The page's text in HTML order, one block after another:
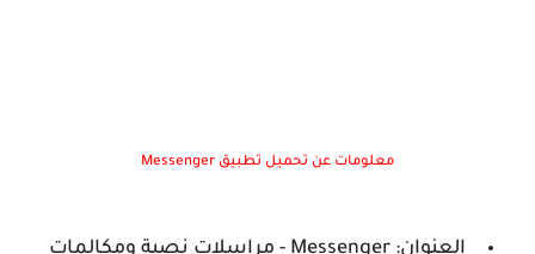
معلومات عن تحميل تطبيق Messenger
العنوان: Messenger - مراسلات نصية ومكالمات